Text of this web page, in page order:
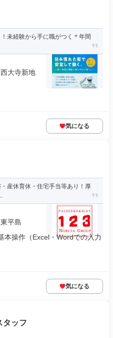
未経験から手に職がつく＊年間
大寺新地
気になる
産休育休・住宅手当等あり！厚
平島
操作（Excel・Wordでの入力
気になる
タッフ